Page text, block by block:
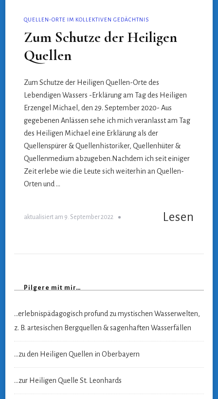
QUELLEN-ORTE IM KOLLEKTIVEN GEDÄCHTNIS
Zum Schutze der Heiligen
Quellen
Zum Schutze der Heiligen Quellen-Orte des
Lebendigen Wassers -Erklärung am Tag des Heiligen
Erzengel Michael, den 29. September 2020- Aus
gegebenen Anlässen sehe ich mich veranlasst am Tag
des Heiligen Michael eine Erklärung als der
Quellenspürer & Quellenhistoriker, Quellenhüter &
Quellenmedium abzugeben.Nachdem ich seit einiger
Zeit erlebe wie die Leute sich weiterhin an Quellen-
Orten und …
aktualisiert am 9. September 2022 Lesen
Pilgere mit mir…
…erlebnispädagogisch profund zu mystischen Wasserwelten,
z. B. artesischen Bergquellen & sagenhaften Wasserfällen
…zu den Heiligen Quellen in Oberbayern
…zur Heiligen Quelle St. Leonhards